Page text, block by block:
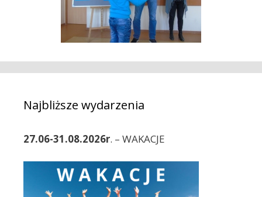
Najbliższe wydarzenia
27.06-31.08.2026r. – WAKACJE